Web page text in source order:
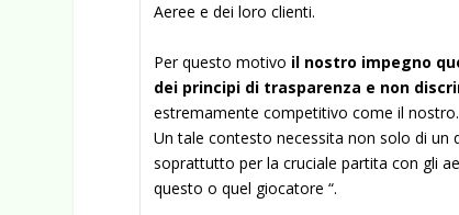
Aeree e dei loro clienti.
Per questo motivo il nostro impegno
dei principi di trasparenza e non
estremamente competitivo come il nostro.
Un tale contesto necessita non solo di un
soprattutto per la cruciale partita con gli
questo o quel giocatore “.